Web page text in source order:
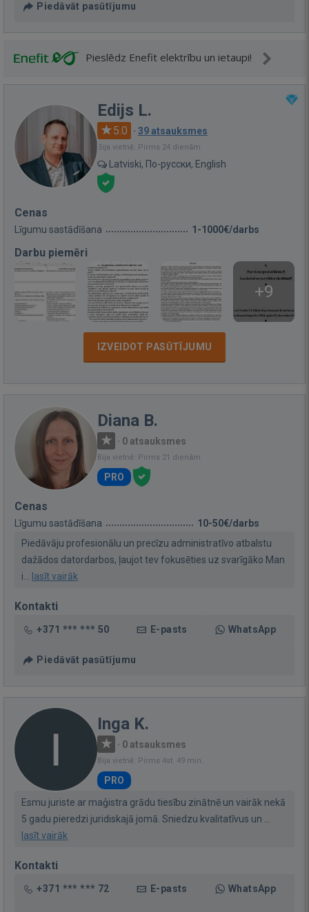
Piedāvāt pasūtījumu
Pieslēdz Enefit elektrību un ietaupi!
Edijs L.
5.0 · 39 atsauksmes
Bija vietnē: Pirms 24 dienām
Latviski, По-русски, English
Cenas
Līgumu sastādīšana 1-1000€/darbs
Darbu piemēri
+9
IZVEIDOT PASŪTĪJUMU
Diana B.
· 0 atsauksmes
Bija vietnē: Pirms 21 dienām
PRO
Cenas
Līgumu sastādīšana
10-50€/darbs
Piedāvāju profesionālu un precīzu administratīvo atbalstu
dažādos datordarbos, ļaujot tev fokusēties uz svarīgāko Man
i... lasīt vairāk
Kontakti
+371 *** *** 50 E-pasts WhatsApp
Piedāvāt pasūtījumu
Inga K.
· 0 atsauksmes
Bija vietnē: Pirms 4st. 49 min.
PRO
Esmu juriste ar maģistra grādu tiesību zinātnē un vairāk nekā
5 gadu pieredzi juridiskajā jomā. Sniedzu kvalitatīvus un ...
lasīt vairāk
Kontakti
+371 *** *** 72 E-pasts WhatsApp